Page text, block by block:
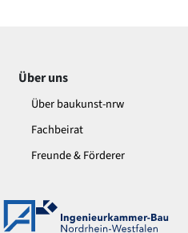
Über uns
Über baukunst-nrw
Fachbeirat
Freunde & Förderer